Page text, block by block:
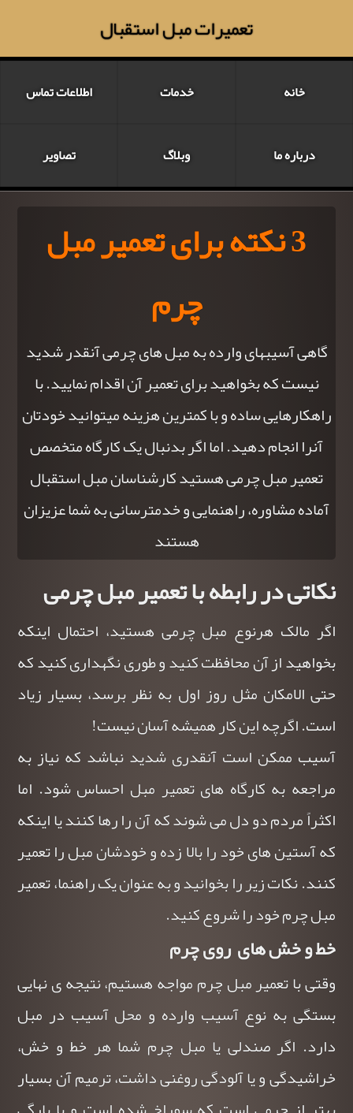
تعمیرات مبل استقبال
خانه خدمات اطلاعات تماس
درباره ما وبلاگ تصاویر
3 نکته برای تعمیر مبل
چرم
گاهی آسیبهای وارده به مبل های چرمی آنقدر شدید
نیست که بخواهید برای تعمیر آن اقدام نمایید. با
راهکارهایی ساده و با کمترین هزینه میتوانید خودتان
آنرا انجام دهید. اما اگر بدنبال یک کارگاه متخصص
تعمیر مبل چرمی هستید کارشناسان مبل استقبال
آماده مشاوره، راهنمایی و خدمترسانی به شما عزیزان
هستند
نکاتی در رابطه با تعمیر مبل چرمی
اگر مالک هرنوع مبل چرمی هستید، احتمال اینکه
بخواهید از آن محافظت کنید و طوری نگهداری کنید که
حتی الامکان مثل روز اول به نظر برسد، بسیار زیاد
است. اگرچه این کار همیشه آسان نیست!
آسیب ممکن است آنقدری شدید نباشد که نیاز به
مراجعه به کارگاه های تعمیر مبل احساس شود. اما
اکثراً مردم دو دل می شوند که آن را رها کنند یا اینکه
که آستین های خود را بالا زده و خودشان مبل را تعمیر
کنند. نکات زیر را بخوانید و به عنوان یک راهنما، تعمیر
مبل چرم خود را شروع کنید.
خط و خش های روی چرم
وقتی با تعمیر مبل چرم مواجه هستیم، نتیجه ی نهایی
بستگی به نوع آسیب وارده و محل آسیب در مبل
دارد. اگر صندلی یا مبل چرم شما هر خط و خش،
خراشیدگی و یا آلودگی روغنی داشت، ترمیم آن بسیار